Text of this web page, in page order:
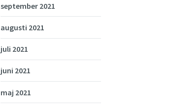
september 2021
augusti 2021
juli 2021
juni 2021
maj 2021